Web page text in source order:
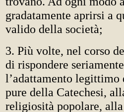
gradatamente aprirsi a
valido della società;
3. Più volte, nel corso
di rispondere
l’adattamento
pure della Catechesi,
religiosità popolare,